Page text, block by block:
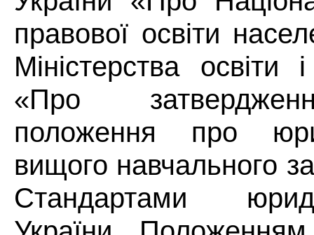
правової освіти
Міністерства освіти
«Про
положення про
вищого навчального
Стандартами